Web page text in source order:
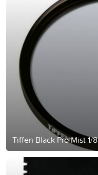
Tiffen Black Pro Mist 1/8